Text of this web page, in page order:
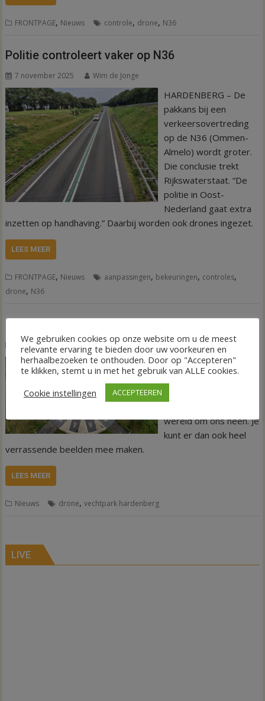
FRONTPAGE, Nieuws controle, drone, N36
Politie controleert vaker op N36
7 november 2025 Wim de Jonge
HARDENBERG – De
pakkans bij een
verkeersovertreding
op de N36 (Ommen-
Almelo) wordt groter.
Die conclusie trekt
Rijkswaterstaat. “De
politie in Oost-
Nederland gaat extra
inzetten op handhaving.” Daarbij worden ook drones ingezet.
LEES MEER
FRONTPAGE, Nieuws aanpassingen, bekeuringen, controles,
drone, N36
Foto’s gemaakt met een drone
15 oktober 2022 Tineke Eilander-van den Hof
Fotograferen met een
cameradrone geeft
wereld om ons heen. Je
kunt er dan ook heel
verrassende beelden mee maken.
LEES MEER
Nieuws drone,vechtpark hardenberg
LIVE
We gebruiken cookies op onze website om u de meest
relevante ervaring te bieden door uw voorkeuren en
herhaalbezoeken te onthouden. Door op "Accepteren"
te klikken, stemt u in met het gebruik van ALLE cookies.
Cookie instellingen
ACCEPTEEREN